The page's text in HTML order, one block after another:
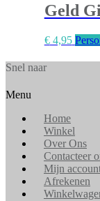
Geld
€4,95
Snel naar
Menu
Home
Winkel
Over Ons
Contacteer
Mijn
Afrekenen